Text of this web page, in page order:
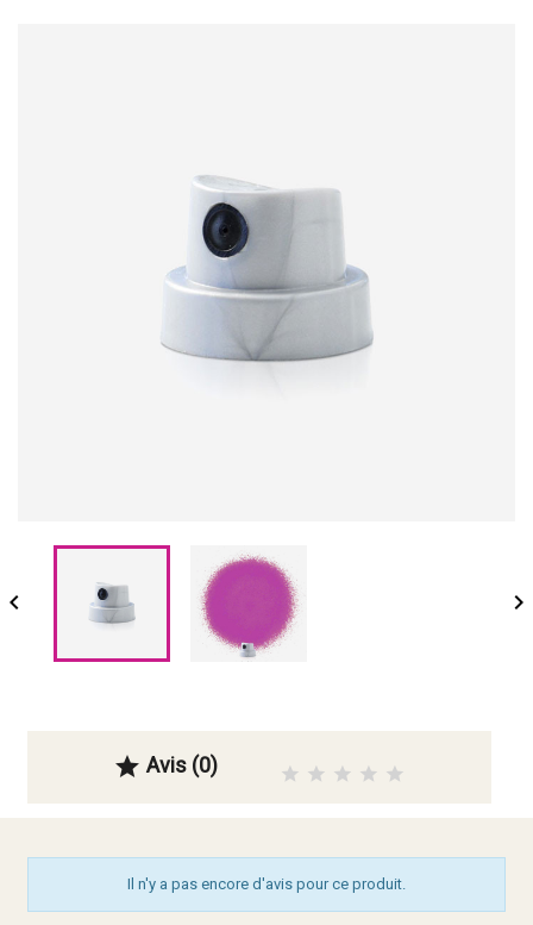
 
 Avis (0)
Il n'y a pas encore d'avis pour ce produit.